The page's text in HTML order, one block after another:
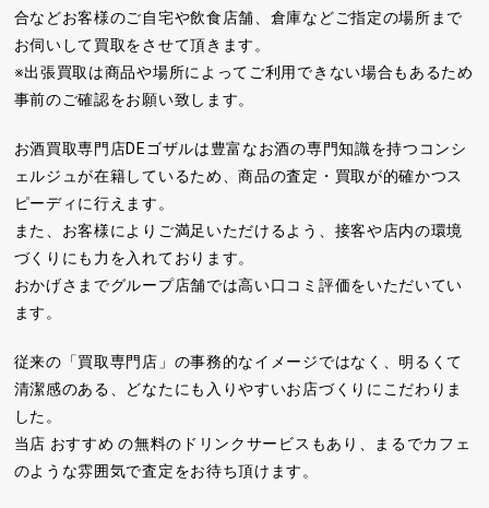
合などお客様のご自宅や飲食店舗、倉庫などご指定の場所まで
お伺いして買取をさせて頂きます。
※出張買取は商品や場所によってご利用できない場合もあるため
事前のご確認をお願い致します。
お酒買取専門店DEゴザルは豊富なお酒の専門知識を持つコンシ
ェルジュが在籍しているため、商品の査定・買取が的確かつス
ピーディに行えます。
また、お客様によりご満足いただけるよう、接客や店内の環境
づくりにも力を入れております。
おかげさまでグループ店舗では高い口コミ評価をいただいてい
ます。
従来の「買取専門店」の事務的なイメージではなく、明るくて
清潔感のある、どなたにも入りやすいお店づくりにこだわりま
した。
当店 おすすめ の無料のドリンクサービスもあり、まるでカフェ
のような雰囲気で査定をお待ち頂けます。